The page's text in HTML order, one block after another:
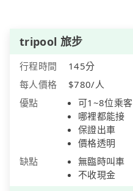
tripool 旅步
行程時間
145分
每人價格
$780/人
優點
可1~8位乘客
哪裡都能接
保證出車
價格透明
缺點
無臨時叫車
不收現金